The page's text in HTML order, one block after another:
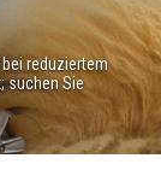
reduziertem
suchen Sie